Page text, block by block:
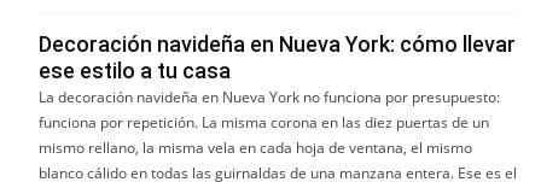
Decoración navideña en Nueva York: cómo llevar
ese estilo a tu casa
La decoración navideña en Nueva York no funciona por presupuesto:
funciona por repetición. La misma corona en las diez puertas de un
mismo rellano, la misma vela en cada hoja de ventana, el mismo
blanco cálido en todas las guirnaldas de una manzana entera. Ese es el